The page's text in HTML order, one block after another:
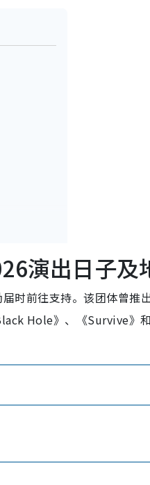
演出日子及
时前往支持。该团体曾推出
Hole》、《Survive》